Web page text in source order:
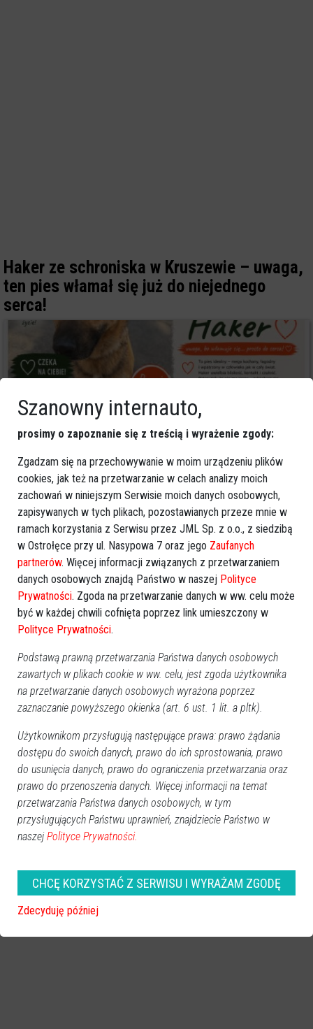
Haker ze schroniska w Kruszewie – uwaga,
ten pies włamał się już do niejednego
serca!
2026-05-08 14:00
„Potrzebuję tylko czasu, żeby zaufać...” –
Poznaj nieśmiałą Okę z Kruszewa
2026-05-05 09:00
Szanowny internauto,
prosimy o zapoznanie się z treścią i wyrażenie zgody:
Zgadzam się na przechowywanie w moim urządzeniu plików
cookies, jak też na przetwarzanie w celach analizy moich
zachowań w niniejszym Serwisie moich danych osobowych,
zapisywanych w tych plikach, pozostawianych przeze mnie w
ramach korzystania z Serwisu przez JML Sp. z o.o., z siedzibą
w Ostrołęce przy ul. Nasypowa 7 oraz jego Zaufanych
partnerów. Więcej informacji związanych z przetwarzaniem
danych osobowych znajdą Państwo w naszej Polityce
Prywatności. Zgoda na przetwarzanie danych w ww. celu może
być w każdej chwili cofnięta poprzez link umieszczony w
Polityce Prywatności.
Podstawą prawną przetwarzania Państwa danych osobowych
zawartych w plikach cookie w ww. celu, jest zgoda użytkownika
na przetwarzanie danych osobowych wyrażona poprzez
zaznaczanie powyższego okienka (art. 6 ust. 1 lit. a pltk).
Użytkownikom przysługują następujące prawa: prawo żądania
dostępu do swoich danych, prawo do ich sprostowania, prawo
do usunięcia danych, prawo do ograniczenia przetwarzania oraz
prawo do przenoszenia danych. Więcej informacji na temat
przetwarzania Państwa danych osobowych, w tym
przysługujących Państwu uprawnień, znajdziecie Państwo w
naszej Polityce Prywatności.
CHCĘ KORZYSTAĆ Z SERWISU I WYRAŻAM ZGODĘ
Zdecyduję później